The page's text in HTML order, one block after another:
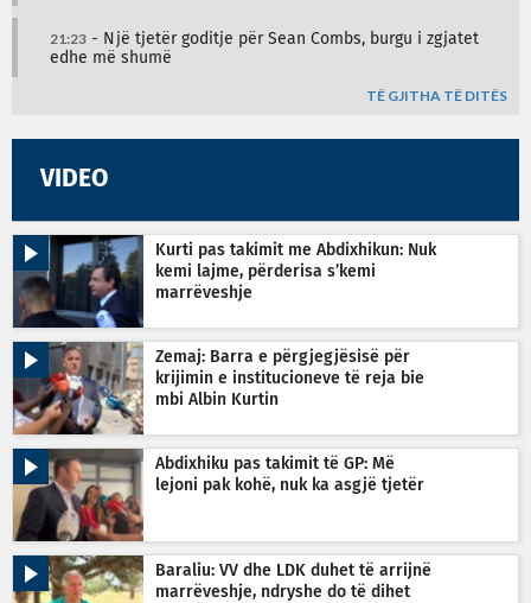
21:23 - Një tjetër goditje për Sean Combs, burgu i zgjatet
edhe më shumë
TË GJITHA TË DITËS
VIDEO
Kurti pas takimit me Abdixhikun: Nuk
kemi lajme, përderisa s’kemi
marrëveshje
Zemaj: Barra e përgjegjësisë për
krijimin e institucioneve të reja bie
mbi Albin Kurtin
Abdixhiku pas takimit të GP: Më
lejoni pak kohë, nuk ka asgjë tjetër
Baraliu: VV dhe LDK duhet të arrijnë
marrëveshje, ndryshe do të dihet